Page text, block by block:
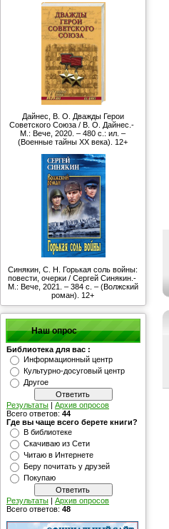
Дайнес, В. О. Дважды Герои
Советского Союза / В. О. Дайнес.-
М.: Вече, 2020. – 480 с.: ил. –
(Военные тайны ХХ века). 12+
Синякин, С. Н. Горькая соль войны:
повести, очерки / Сергей Синякин.-
М.: Вече, 2021. – 384 с. – (Волжский
роман). 12+
Наш опрос
Библиотека для вас :
Информационный центр
Культурно-досуговый центр
Другое
Результаты | Архив опросов
Всего ответов: 44
Где вы чаще всего берете книги?
В библиотеке
Скачиваю из Сети
Читаю в Интернете
Беру почитать у друзей
Покупаю
Результаты | Архив опросов
Всего ответов: 48